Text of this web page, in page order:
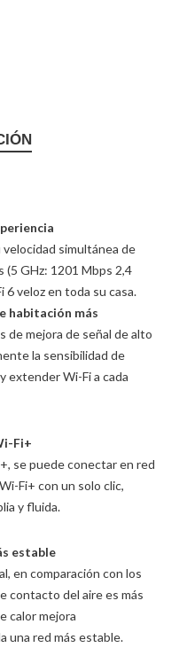
simultánea de
(5 GHz: 1201 Mbps 2,4
6 veloz en toda su casa.
habitación más
de mejora de señal de alto
la sensibilidad de
extender Wi-Fi a cada
Fi+
se puede conectar en red
Fi+ con un solo clic,
y fluida.
estable
en comparación con los
contacto del aire es más
calor mejora
una red más estable.